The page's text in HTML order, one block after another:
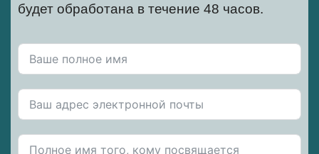
будет обработана в течение 48 часов.